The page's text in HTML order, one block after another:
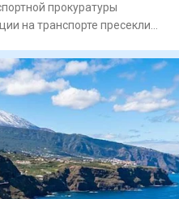
прокуратуры
на транспорте пресекли